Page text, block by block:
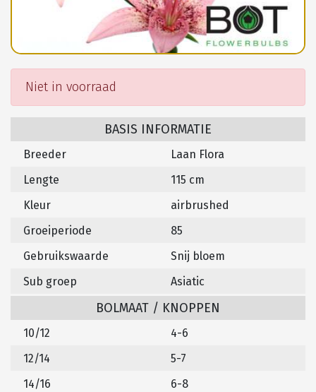
Niet in voorraad
BASIS INFORMATIE
Breeder
Laan Flora
Lengte
115 cm
Kleur
airbrushed
Groeiperiode
85
Gebruikswaarde
Snij bloem
Sub groep
Asiatic
BOLMAAT / KNOPPEN
10/12
4-6
12/14
5-7
14/16
6-8